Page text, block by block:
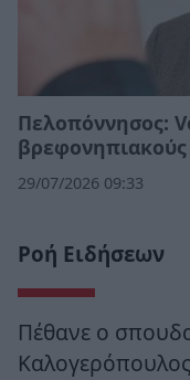
Πελοπόννησος:
29/07/2026 09:33
Ροή Ειδήσεων
Πέθανε ο
Καλογερόπουλος